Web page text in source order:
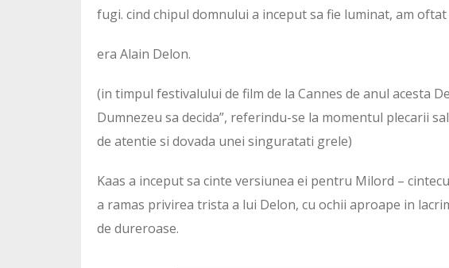
fugi. cind chipul domnului a inceput sa fie luminat, am oftat
era Alain Delon.
(in timpul festivalului de film de la Cannes de anul acesta
Dumnezeu sa decida”, referindu-se la momentul plecarii
de atentie si dovada unei singuratati grele)
Kaas a inceput sa cinte versiunea ei pentru Milord –
a ramas privirea trista a lui Delon, cu ochii aproape in
de dureroase.